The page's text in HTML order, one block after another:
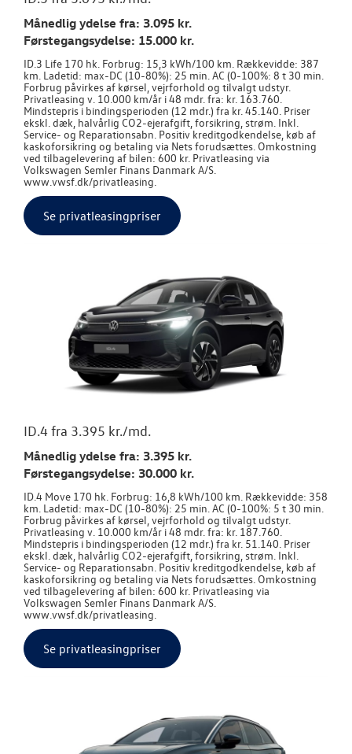
Månedlig ydelse fra: 3.095 kr.
Førstegangsydelse: 15.000 kr.
ID.3 Life 170 hk. Forbrug: 15,3 kWh/100 km. Rækkevidde: 387
km. Ladetid: max-DC (10-80%): 25 min. AC (0-100%: 8 t 30 min.
Forbrug påvirkes af kørsel, vejrforhold og tilvalgt udstyr.
Privatleasing v. 10.000 km/år i 48 mdr. fra: kr. 163.760.
Mindstepris i bindingsperioden (12 mdr.) fra kr. 45.140. Priser
ekskl. dæk, halvårlig CO2-ejerafgift, forsikring, strøm. Inkl.
Service- og Reparationsabn. Positiv kreditgodkendelse, køb af
kaskoforsikring og betaling via Nets forudsættes. Omkostning
ved tilbagelevering af bilen: 600 kr. Privatleasing via
Volkswagen Semler Finans Danmark A/S.
www.vwsf.dk/privatleasing.
Se privatleasingpriser
ID.4 fra 3.395 kr./md.
Månedlig ydelse fra: 3.395 kr.
Førstegangsydelse: 30.000 kr.
ID.4 Move 170 hk. Forbrug: 16,8 kWh/100 km. Rækkevidde: 358
km. Ladetid: max-DC (10-80%): 25 min. AC (0-100%: 5 t 30 min.
Forbrug påvirkes af kørsel, vejrforhold og tilvalgt udstyr.
Privatleasing v. 10.000 km/år i 48 mdr. fra: kr. 187.760.
Mindstepris i bindingsperioden (12 mdr.) fra kr. 51.140. Priser
ekskl. dæk, halvårlig CO2-ejerafgift, forsikring, strøm. Inkl.
Service- og Reparationsabn. Positiv kreditgodkendelse, køb af
kaskoforsikring og betaling via Nets forudsættes. Omkostning
ved tilbagelevering af bilen: 600 kr. Privatleasing via
Volkswagen Semler Finans Danmark A/S.
www.vwsf.dk/privatleasing.
Se privatleasingpriser